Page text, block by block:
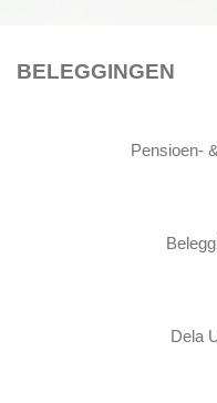
BELEGGINGEN
Pensioen-
Dela